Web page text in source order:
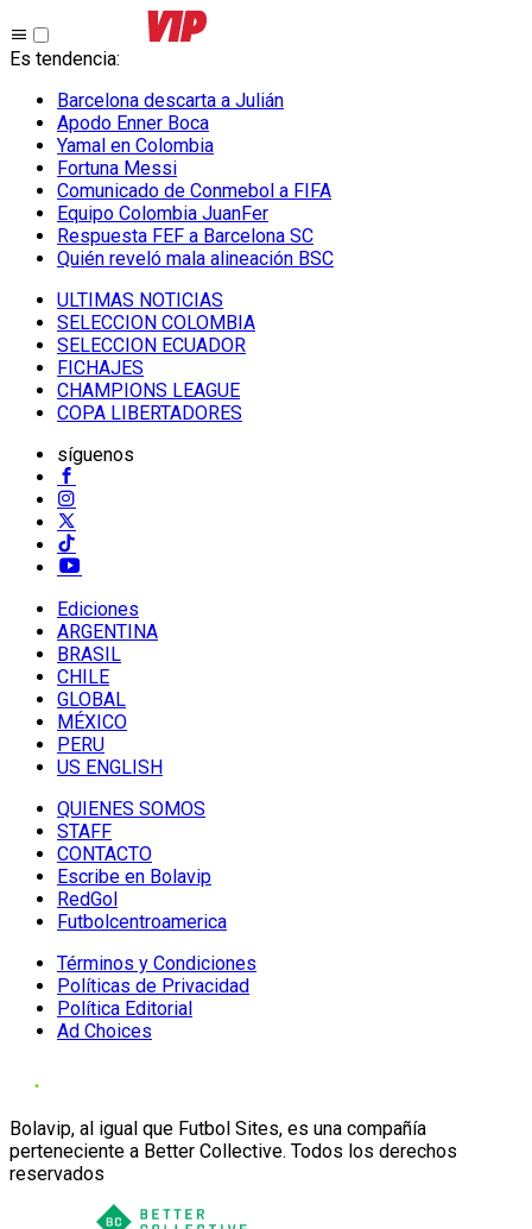
Es tendencia:
Barcelona descarta a Julián
Apodo Enner Boca
Yamal en Colombia
Fortuna Messi
Comunicado de Conmebol a FIFA
Equipo Colombia JuanFer
Respuesta FEF a Barcelona SC
Quién reveló mala alineación BSC
ULTIMAS NOTICIAS
SELECCION COLOMBIA
SELECCION ECUADOR
FICHAJES
CHAMPIONS LEAGUE
COPA LIBERTADORES
síguenos
Ediciones
ARGENTINA
BRASIL
CHILE
GLOBAL
MÉXICO
PERU
US ENGLISH
QUIENES SOMOS
STAFF
CONTACTO
Escribe en Bolavip
RedGol
Futbolcentroamerica
Términos y Condiciones
Políticas de Privacidad
Política Editorial
Ad Choices
Bolavip, al igual que Futbol Sites, es una compañía
perteneciente a Better Collective. Todos los derechos
reservados